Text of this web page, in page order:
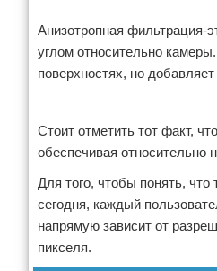
Анизотропная фильтрация-
углом относительно
поверхностях, но
Стоит отметить тот факт,
обеспечивая относительно
Для того, чтобы понять,
сегодня, каждый
напрямую зависит от
пикселя.